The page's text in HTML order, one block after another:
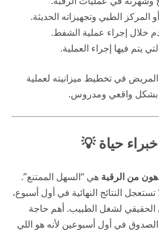
الطبي وتجهيزاته الحديثة.
خلال إجراء عملية الشفط.
يتم فيها إجراء العملية.
في تخطيط ميزانيته لعملية
بشكل واقعي ومدروس.
حياة 💡
من الرقبة هي “السهل الممتنع”.
النتائج النهائية في أول أسبوع،
الحقيقي لشغل الطبيب. أهم حاجة
في أول أسبوعين لأنه هو اللي